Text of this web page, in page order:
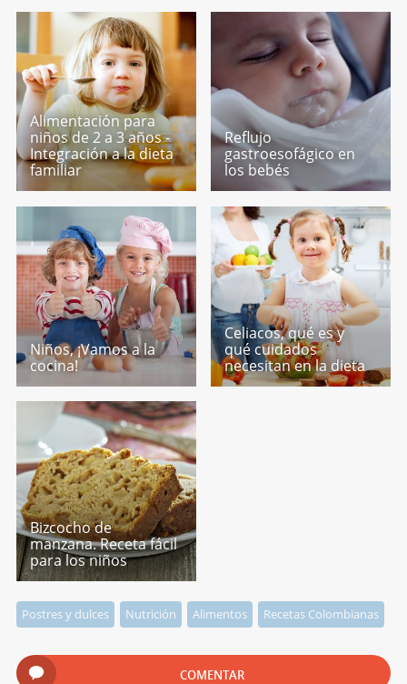
Alimentación para
niños de 2 a 3 años -
Integración a la dieta
familiar
Reflujo
gastroesofágico en
los bebés
Niños, ¡Vamos a la
cocina!
Celiacos, qué es y
qué cuidados
necesitan en la dieta
Bizcocho de
manzana. Receta fácil
para los niños
Postres y dulces Nutrición Alimentos Recetas Colombianas
COMENTAR